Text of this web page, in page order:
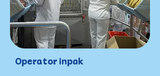
Operator inpak